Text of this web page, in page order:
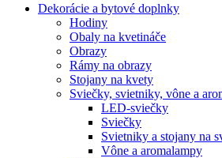
Dekorácie a bytové doplnky
Hodiny
Obaly na kvetináče
Obrazy
Rámy na obrazy
Stojany na kvety
Sviečky, svietniky, vône a
LED-sviečky
Sviečky
Svietniky a stojany na
Vône a aromalampy